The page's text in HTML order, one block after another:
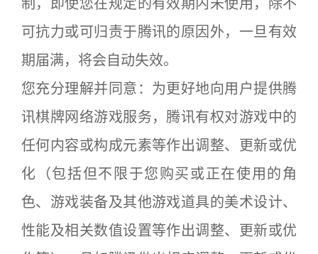
制，即使您在规定的有效期内未使用，除不
可抗力或可归责于腾讯的原因外，一旦有效
期届满，将会自动失效。
您充分理解并同意：为更好地向用户提供腾
讯棋牌网络游戏服务，腾讯有权对游戏中的
任何内容或构成元素等作出调整、更新或优
化（包括但不限于您购买或正在使用的角
色、游戏装备及其他游戏道具的美术设计、
性能及相关数值设置等作出调整、更新或优